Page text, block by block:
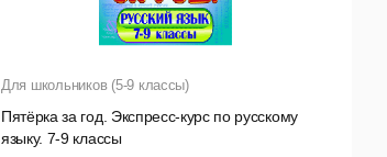
Для школьников (5-9 классы)
Пятёрка за год. Экспресс-курс по русскому
языку. 7-9 классы